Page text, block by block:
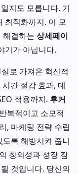
지도 모릅니다. 기
최적화까지. 이 모
해결하는 상세페이
기가 아닙니다.
로 가져온 혁신적
간 절감 효과, 데
적용까지. 후커
복적이고 소모적
, 마케팅 전략 수립
록 해방시켜 줍니
창의성과 성장 잠
것입니다. 당신의